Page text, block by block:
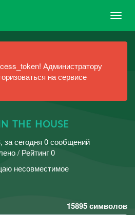
Администратору
на сервисе
ᴛʜᴇ ʜᴏᴜsᴇ
за сегодня 0 сообщений
/ Рейтинг 0
несовместимое
15895символов